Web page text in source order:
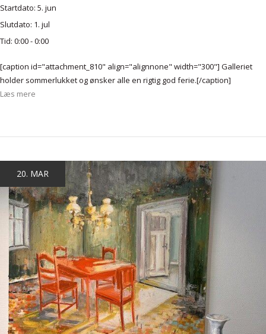
Startdato: 5. jun
Slutdato: 1. jul
Tid: 0:00 - 0:00
[caption id="attachment_810" align="alignnone" width="300"] Galleriet
holder sommerlukket og ønsker alle en rigtig god ferie.[/caption]
Læs mere
20. MAR